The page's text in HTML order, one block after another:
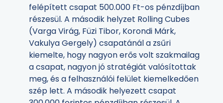
felépített csapat 500.000 Ft-os pénzdíjban
részesül. A második helyzet Rolling Cubes
(Varga Virág, Füzi Tibor, Korondi Márk,
Vakulya Gergely) csapatánál a zsűri
kiemelte, hogy nagyon erős volt szakmailag
a csapat, nagyon jó stratégiát valósítottak
meg, és a felhasználói felület kiemelkedően
szép lett. A második helyezett csapat